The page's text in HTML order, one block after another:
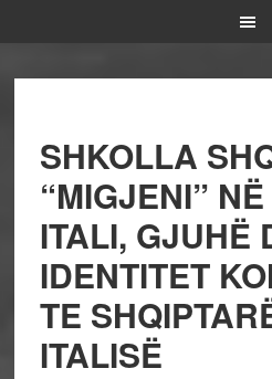
SHKOLLA
“MIGJENI”
ITALI, GJUHË
IDENTITET
TE
ITALISË